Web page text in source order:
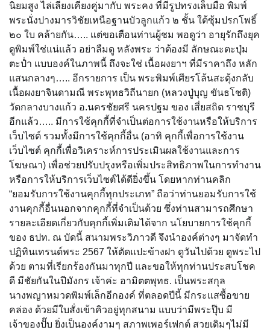
นิยมสูง ไล่เลียงเคียงคู่มากับ พระคง ที่มีรูปทรงเล็บมือ พิมพ์
พระนั่งปางมารวิชัยเหนือฐานบัวลูกแก้ว ๒ ชั้น ใต้ซุ้มปรกโพธิ์
๒๐ ใบ คล้ายกัน….. แต่ขอเตือนท่านผู้ชม พอดูว่า อายุรักถึงยุค
ดูพิมพ์ใช่แน่แล้ว อย่าลืมดู หลังพระ ว่าต้องมี ลักษณะตะปุ่ม
ตะปํ่า แบบองค์ในภาพนี้ ถึงจะใช่ เนื้อผงยาฯ ที่มีราคาถึง หลัก
แสนกลางๆ….. อีกรายการ เป็น พระพิมพ์เศียรโล้นสะดุ้งกลับ
เนื้อผงยาจินดามณี พระพุทธวิถีนายก (หลวงปู่บุญ ขันธโชติ)
วัดกลางบางแก้ว อ.นครชัยศรี นครปฐม ของ เสี่ยสถิต ราชบุรี
อีกแล้ว….. มีการใช้คุกกี้ที่จำเป็นต่อการใช้งานหรือให้บริการ
เว็บไซต์ รวมทั้งมีการใช้คุกกี้อื่น (อาทิ คุกกี้เพื่อการใช้งาน
เว็บไซต์ คุกกี้เพื่อวิเคราะห์การประเมินผลใช้งานและการ
โฆษณา) เพื่อช่วยปรับปรุงหรือเพิ่มประสิทธิภาพในการทำงาน
หรือการให้บริการเว็บไซต์ได้ดียิ่งขึ้น โดยหากท่านคลิก
“ยอมรับการใช้งานคุกกี้ทุกประเภท” ถือว่าท่านยอมรับการใช้
งานคุกกี้อื่นนอกจากคุกกี้ที่จำเป็นด้วย ซึ่งท่านสามารถศึกษา
รายละเอียดเกี่ยวกับคุกกี้เพิ่มเติมได้จาก นโยบายการใช้คุกกี้
ของ ธปท. ณ บัดนี้ สนามพระวิภาวดี จึงนำองค์ต่างๆ มาจัดทำ
ปฏิทินเทรนด์พระ 2567 ให้ตัดแปะข้างฝา ดูวันไปด้วย ดูพระไป
ด้วย ตามที่เรียกร้องกันมาทุกปี และขอให้ทุกท่านประสบโชค
ดี มีชัยกันในปีมังกร เจ้าค่ะ อามิตตพุทธ. เป็นพระสกุล
นางพญาหมวดพิมพ์เล็กอีกองค์ ที่ตลอดปีนี้ มีกระแสซื้อขาย
คล่อง ด้วยมีใบสั่งเข้าคิวอยู่ทุกสนาม แบบว่ามีพระปุ๊บ มี
เจ้าของปั๊บ ยิ่งเป็นองค์งามๆ สภาพเพอร์เฟกต์ สวยเดิมๆไม่มี